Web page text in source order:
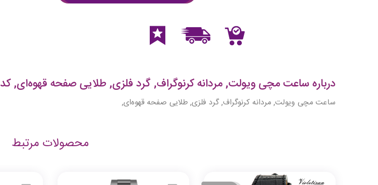
درباره ساعت مچی ویولت, مردانه کرنوگراف, گرد فلزی, طلایی صفحه قهوه‌ای, کد 0402/2
ساعت مچی ویولت, مردانه کرنوگراف, گرد فلزی, طلایی صفحه قهوه‌ای,
محصولات مرتبط